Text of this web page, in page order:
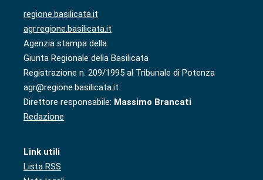
regione.basilicata.it
agr.regione.basilicata.it
Agenzia stampa della
Giunta Regionale della Basilicata
Registrazione n. 209/1995 al Tribunale di Potenza
agr@regione.basilicata.it
Direttore responsabile: Massimo Brancati
Redazione
Link utili
Lista RSS